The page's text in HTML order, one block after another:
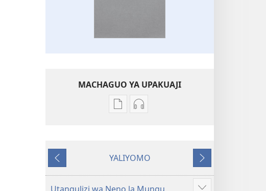
MACHAGUO YA UPAKUAJI
Mbinu
ya
Biblia
Mbinu
za
Biblia
Inayotangulia
YALIYOMO
Inayofuata